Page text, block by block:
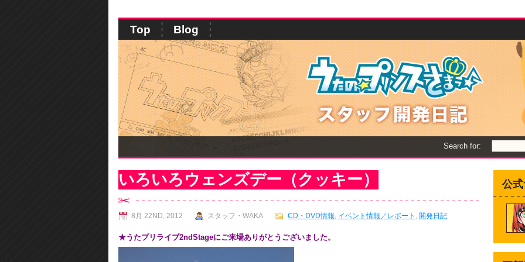
Top Blog
Search for:
いろいろウェンズデー（クッキー）
8月 22ND, 2012 スタッフ・WAKA CD・DVD情報, イベント情報／レポート , 開発日記
★うたプリライブ2ndStageにご来場ありがとうございました。
公